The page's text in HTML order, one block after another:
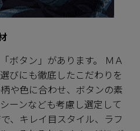
ボタン」があります。 ＭＡ
びにも徹底したこだわりを
や色に合わせ、ボタンの素
ーンなども考慮し選定して
、キレイ目スタイル、ラフ